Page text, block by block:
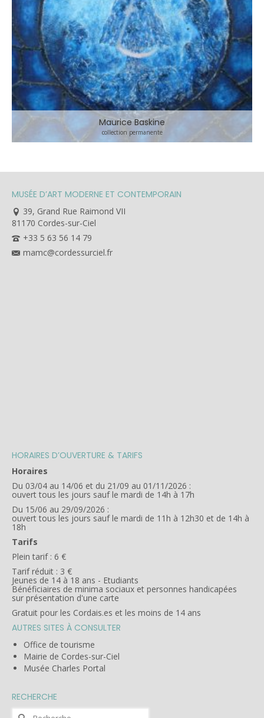
Maurice Baskine
collection permanente
MUSÉE D’ART MODERNE ET CONTEMPORAIN
39, Grand Rue Raimond VII
81170 Cordes-sur-Ciel
+33 5 63 56 14 79
mamc@cordessurciel.fr
HORAIRES D’OUVERTURE & TARIFS
Horaires
Du 03/04 au 14/06 et du 21/09 au 01/11/2026 :
ouvert tous les jours sauf le mardi de 14h à 17h
Du 15/06 au 29/09/2026 :
ouvert tous les jours sauf le mardi de 11h à 12h30 et de 14h à
18h
Tarifs
Plein tarif : 6 €
Tarif réduit : 3 €
Jeunes de 14 à 18 ans - Etudiants
Bénéficiaires de minima sociaux et personnes handicapées
sur présentation d'une carte
Gratuit pour les Cordais.es et les moins de 14 ans
AUTRES SITES À CONSULTER
Office de tourisme
Mairie de Cordes-sur-Ciel
Musée Charles Portal
RECHERCHE
Rechercher :